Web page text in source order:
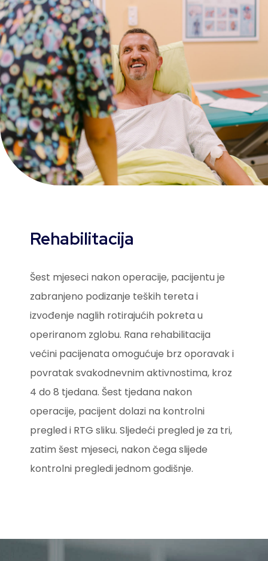
Rehabilitacija
Šest mjeseci nakon operacije, pacijentu je
zabranjeno podizanje teških tereta i
izvođenje naglih rotirajućih pokreta u
operiranom zglobu. Rana rehabilitacija
većini pacijenata omogućuje brz oporavak i
povratak svakodnevnim aktivnostima, kroz
4 do 8 tjedana. Šest tjedana nakon
operacije, pacijent dolazi na kontrolni
pregled i RTG sliku. Sljedeći pregled je za tri,
zatim šest mjeseci, nakon čega slijede
kontrolni pregledi jednom godišnje.